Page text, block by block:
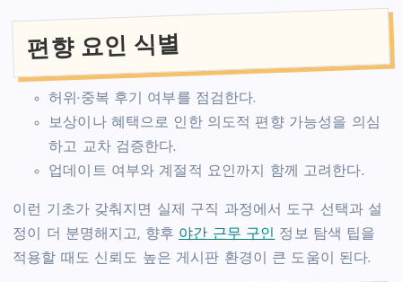
편향 요인 식별
허위·중복 후기 여부를 점검한다.
보상이나 혜택으로 인한 의도적 편향 가능성을 의심
하고 교차 검증한다.
업데이트 여부와 계절적 요인까지 함께 고려한다.
이런 기초가 갖춰지면 실제 구직 과정에서 도구 선택과 설
정이 더 분명해지고, 향후 야간 근무 구인 정보 탐색 팁을
적용할 때도 신뢰도 높은 게시판 환경이 큰 도움이 된다.